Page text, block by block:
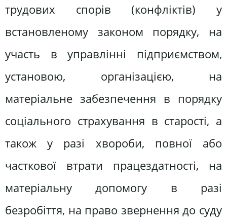
трудових спорів (конфліктів) у
встановленому за­коном порядку, на
участь в управлінні підприємством,
устано­вою, організацією, на
матеріальне забезпечення в порядку
соці­ального страхування в старості, а
також у разі хвороби, повної або
часткової втрати працездатності, на
матеріальну допомогу в разі
безробіття, на право звернення до суду